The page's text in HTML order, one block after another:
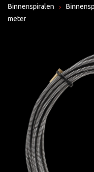
Binnenspiralen
meter